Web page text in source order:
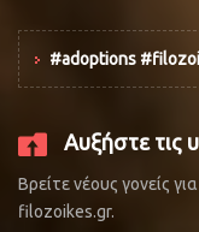
#adoptions
Αυξήστε τις
Βρείτε νέους γονείς
filozoikes.gr.